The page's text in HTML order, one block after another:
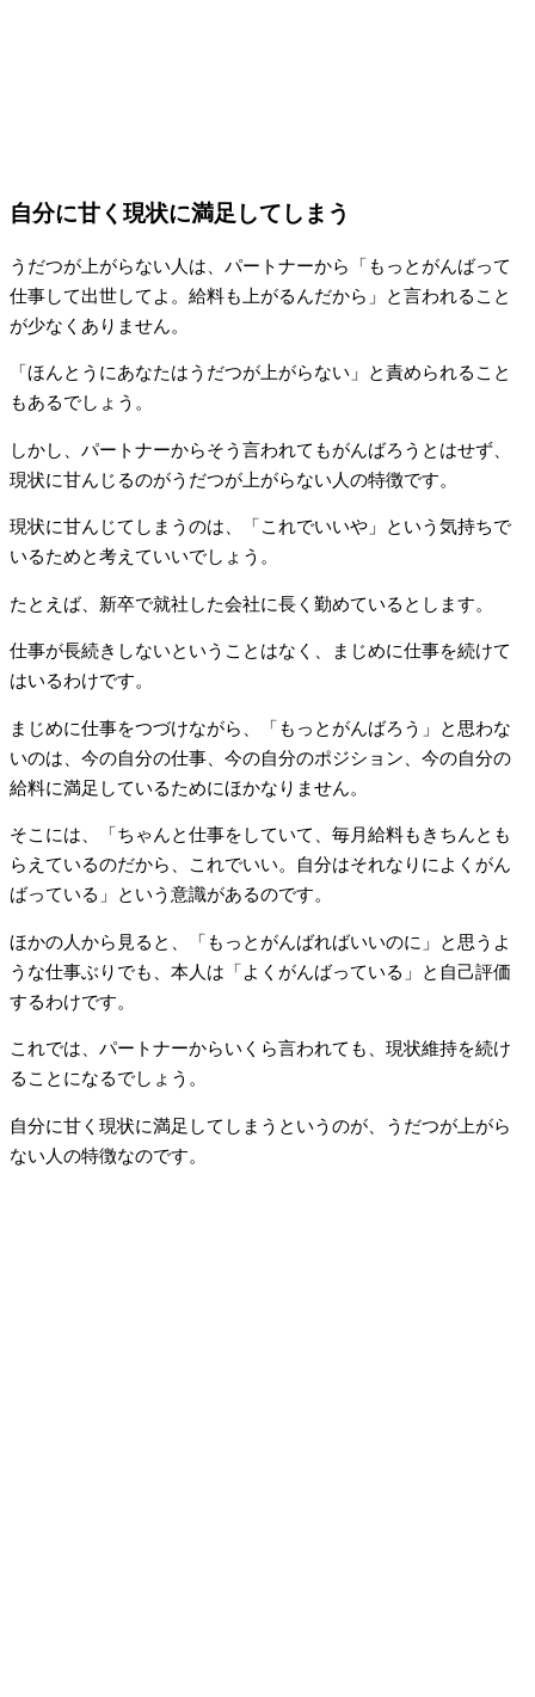
自分に甘く現状に満足してしまう
うだつが上がらない人は、パートナーから「もっとがんばって
仕事して出世してよ。給料も上がるんだから」と言われること
が少なくありません。
「ほんとうにあなたはうだつが上がらない」と責められること
もあるでしょう。
しかし、パートナーからそう言われてもがんばろうとはせず、
現状に甘んじるのがうだつが上がらない人の特徴です。
現状に甘んじてしまうのは、「これでいいや」という気持ちで
いるためと考えていいでしょう。
たとえば、新卒で就社した会社に長く勤めているとします。
仕事が長続きしないということはなく、まじめに仕事を続けて
はいるわけです。
まじめに仕事をつづけながら、「もっとがんばろう」と思わな
いのは、今の自分の仕事、今の自分のポジション、今の自分の
給料に満足しているためにほかなりません。
そこには、「ちゃんと仕事をしていて、毎月給料もきちんとも
らえているのだから、これでいい。自分はそれなりによくがん
ばっている」という意識があるのです。
ほかの人から見ると、「もっとがんばればいいのに」と思うよ
うな仕事ぶりでも、本人は「よくがんばっている」と自己評価
するわけです。
これでは、パートナーからいくら言われても、現状維持を続け
ることになるでしょう。
自分に甘く現状に満足してしまうというのが、うだつが上がら
ない人の特徴なのです。